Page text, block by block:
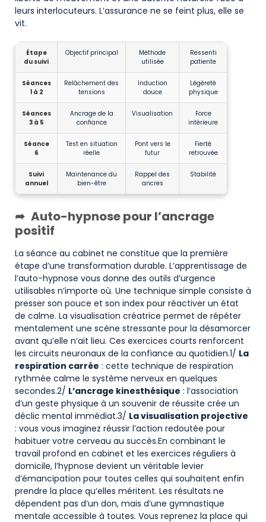
leurs interlocuteurs. L’assurance ne se feint plus, elle se
vit.
Étape
du suivi
Objectif principal
Méthode
utilisée
Ressenti
patiente
Séances
1 à 2
Relâchement des
tensions
Induction
douce
Légèreté
physique
Séances
3 à 5
Ancrage de la
confiance
Visualisation
Force
intérieure
Séance
6
Test en situation
réelle
Pont vers le
futur
Fierté
retrouvée
Suivi
annuel
Maintenance du
bien-être
Rappel des
ancres
Stabilité
Auto-hypnose pour l’ancrage
positif
La séance au cabinet ne constitue que la première
étape d’une transformation durable. L’apprentissage de
l’auto-hypnose vous donne des outils d’urgence
utilisables n’importe où. Une technique simple consiste à
presser son pouce et son index pour réactiver un état
de calme. La visualisation créatrice permet de répéter
mentalement une scène stressante pour la désamorcer
avant qu’elle n’ait lieu. Ces exercices courts renforcent
les circuits neuronaux de la confiance au quotidien.1/ La
respiration carrée : cette technique de respiration
rythmée calme le système nerveux en quelques
secondes.2/ L’ancrage kinesthésique : l’association
d’un geste physique à un souvenir de réussite crée un
déclic mental immédiat.3/ La visualisation projective
: vous vous imaginez réussir l’action redoutée pour
habituer votre cerveau au succès.En combinant le
travail profond en cabinet et les exercices réguliers à
domicile, l’hypnose devient un véritable levier
d’émancipation pour toutes celles qui souhaitent enfin
prendre la place qu’elles méritent. Les résultats ne
dépendent pas d’un don, mais d’une gymnastique
mentale accessible à toutes. Vous reprenez la place qui